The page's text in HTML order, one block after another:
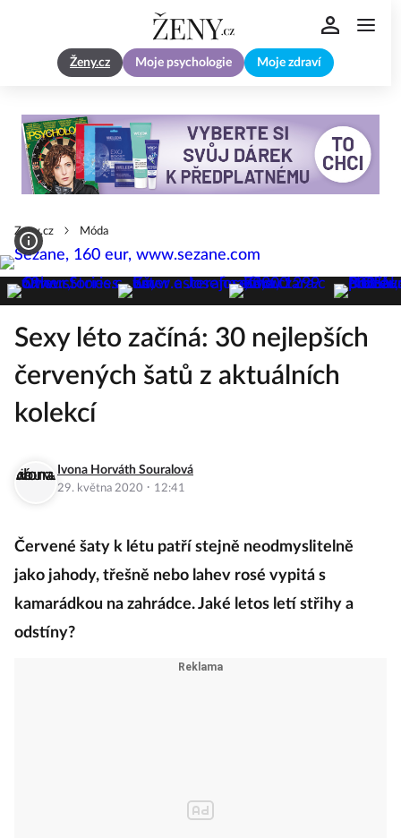
Ženy.cz Moje psychologie Moje zdraví
Zeny.cz Móda
Sexy léto začíná: 30 nejlepších
červených šatů z aktuálních
kolekcí
Ivona Horváth Souralová
29. května 2020 · 12:41
Červené šaty k létu patří stejně neodmyslitelně
jako jahody, třešně nebo lahev rosé vypitá s
kamarádkou na zahrádce. Jaké letos letí střihy a
odstíny?